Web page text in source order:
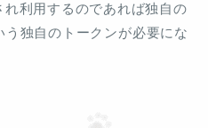
利用するのであれば独自の
独自のトークンが必要にな